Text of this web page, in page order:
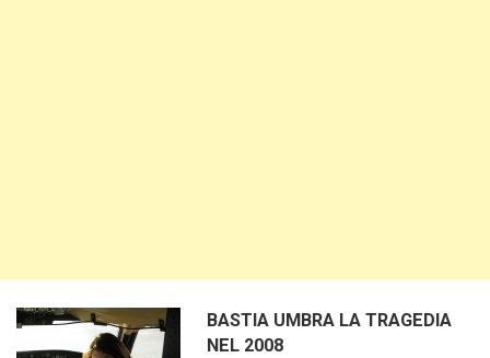
BASTIA UMBRA LA TRAGEDIA
NEL 2008